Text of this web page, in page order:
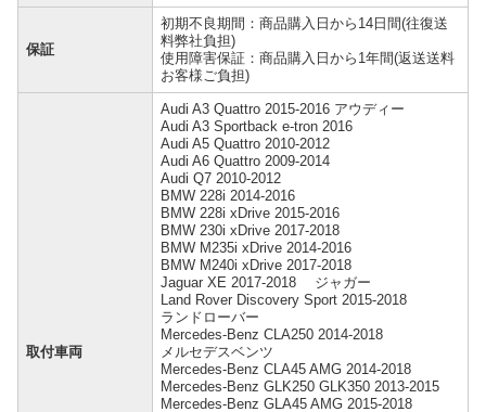
保証
初期不良期間：商品購入日から14日間(往復送
料弊社負担)
使用障害保証：商品購入日から1年間(返送送料
お客様ご負担)
取付車両
Audi A3 Quattro 2015-2016 アウディー
Audi A3 Sportback e-tron 2016
Audi A5 Quattro 2010-2012
Audi A6 Quattro 2009-2014
Audi Q7 2010-2012
BMW 228i 2014-2016
BMW 228i xDrive 2015-2016
BMW 230i xDrive 2017-2018
BMW M235i xDrive 2014-2016
BMW M240i xDrive 2017-2018
Jaguar XE 2017-2018 ジャガー
Land Rover Discovery Sport 2015-2018
ランドローバー
Mercedes-Benz CLA250 2014-2018
メルセデスベンツ
Mercedes-Benz CLA45 AMG 2014-2018
Mercedes-Benz GLK250 GLK350 2013-2015
Mercedes-Benz GLA45 AMG 2015-2018